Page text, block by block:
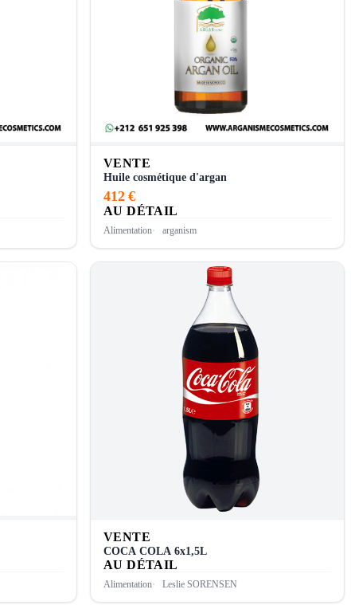
VENTE
Huile cosmétique d'argan
412 €
AU DÉTAIL
Alimentation arganism
VENTE
COCA COLA 6x1,5L
AU DÉTAIL
Alimentation Leslie SORENSEN